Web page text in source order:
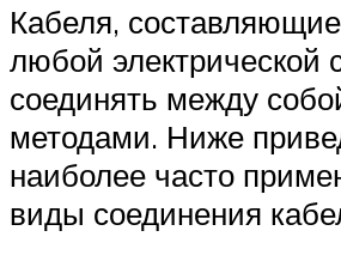
Кабеля,
любой
соединять между
методами. Ниже
наиболее часто
виды соединения